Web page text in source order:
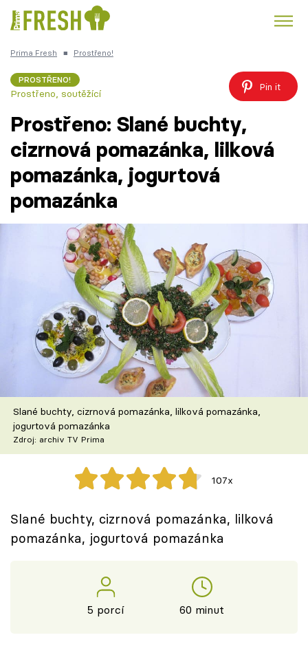
Česká kuchyně
Témata
Články
TV Program
Škola vaření
Recepty z TV
Speciál: Cuketa
Těhotnej kuchař
Sledujte prima+
Prima Fresh ■ Prostřeno!
PROSTŘENO!
Prostřeno, soutěžící
Pin it
Prostřeno: Slané buchty,
cizrnová pomazánka, lilková
pomazánka, jogurtová
pomazánka
Slané buchty, cizrnová pomazánka, lilková pomazánka,
jogurtová pomazánka
Zdroj: archiv TV Prima
107x
Slané buchty, cizrnová pomazánka, lilková
pomazánka, jogurtová pomazánka
5 porcí 60 minut